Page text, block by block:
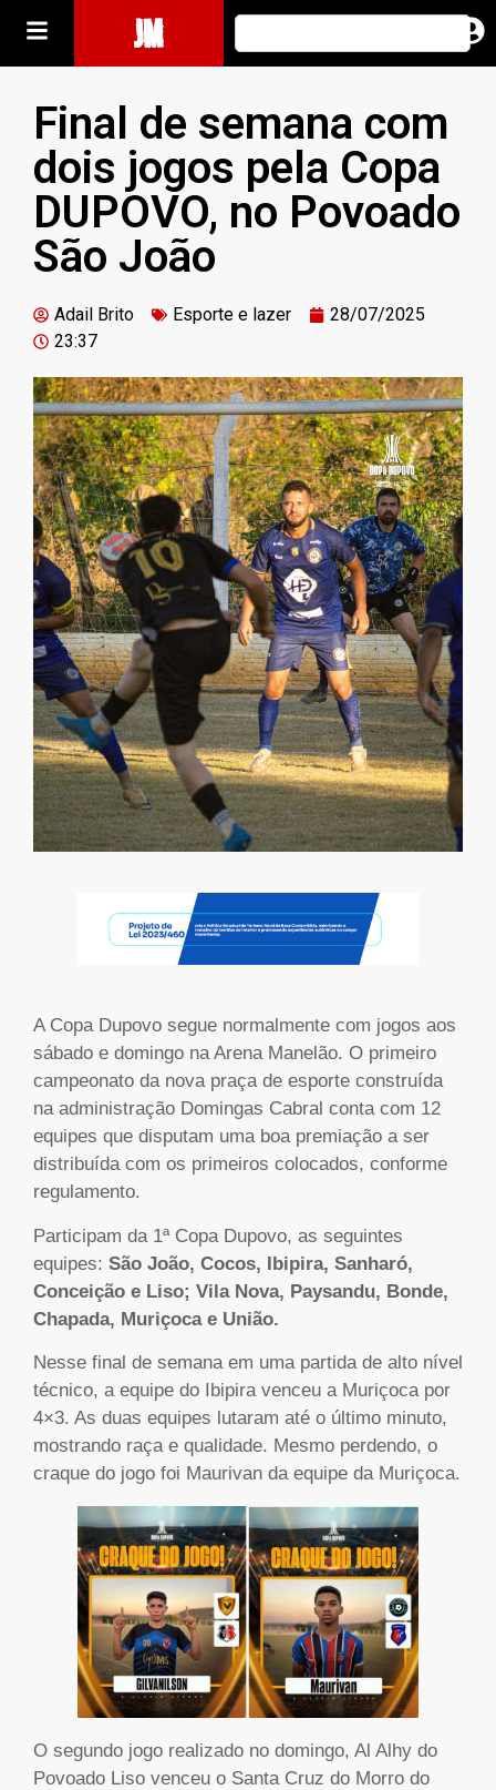
JM
Final de semana com
dois jogos pela Copa
DUPOVO, no Povoado
São João
Adail Brito Esporte e lazer
28/07/2025
23:37
A Copa Dupovo segue normalmente com jogos aos
sábado e domingo na Arena Manelão. O primeiro
campeonato da nova praça de esporte construída
na administração Domingas Cabral conta com 12
equipes que disputam uma boa premiação a ser
distribuída com os primeiros colocados, conforme
regulamento.
Participam da 1ª Copa Dupovo, as seguintes
equipes: São João, Cocos, Ibipira, Sanharó,
Conceição e Liso; Vila Nova, Paysandu, Bonde,
Chapada, Muriçoca e União.
Nesse final de semana em uma partida de alto nível
técnico, a equipe do Ibipira venceu a Muriçoca por
4×3. As duas equipes lutaram até o último minuto,
mostrando raça e qualidade. Mesmo perdendo, o
craque do jogo foi Maurivan da equipe da Muriçoca.
O segundo jogo realizado no domingo, Al Alhy do
Povoado Liso venceu o Santa Cruz do Morro do